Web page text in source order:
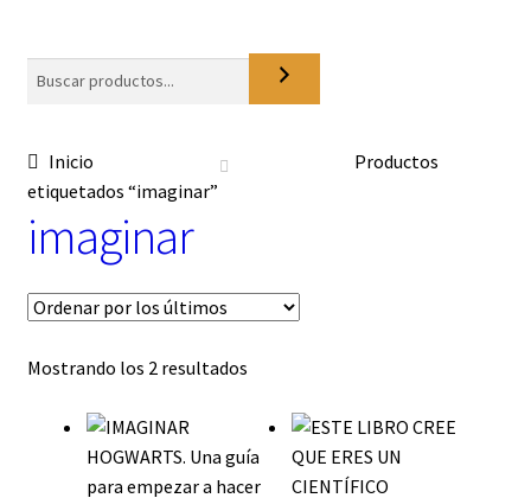
a
c
a
t
o
r
a
Buscar
Inicio
Productos
etiquetados “imaginar”
imaginar
Mostrando los 2 resultadosOrdenado
los
últimos